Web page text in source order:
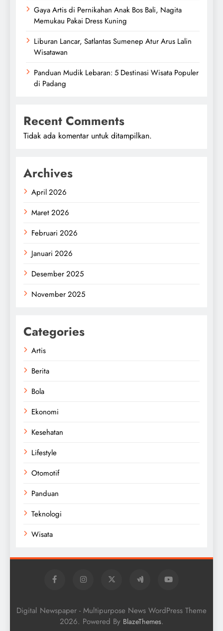
Gaya Artis di Pernikahan Anak Bos Bali, Nagita
Memukau Pakai Dress Kuning
Liburan Lancar, Satlantas Sumenep Atur Arus Lalin
Wisatawan
Panduan Mudik Lebaran: 5 Destinasi Wisata Populer
di Padang
Recent Comments
Tidak ada komentar untuk ditampilkan.
Archives
April 2026
Maret 2026
Februari 2026
Januari 2026
Desember 2025
November 2025
Categories
Artis
Berita
Bola
Ekonomi
Kesehatan
Lifestyle
Otomotif
Panduan
Teknologi
Wisata
Digital Newspaper - Multipurpose News WordPress Theme
2026. Powered By BlazeThemes.